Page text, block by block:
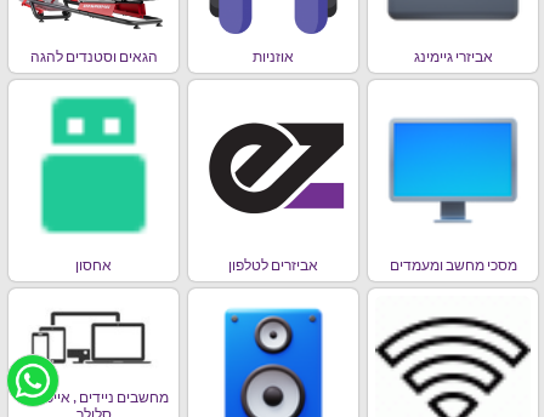
אביזרי גיימינג אוזניות הגאים וסטנדים להגה
מסכי מחשב ומעמדים אביזרים לטלפון אחסון
מחשבים ניידים , אייפדים,